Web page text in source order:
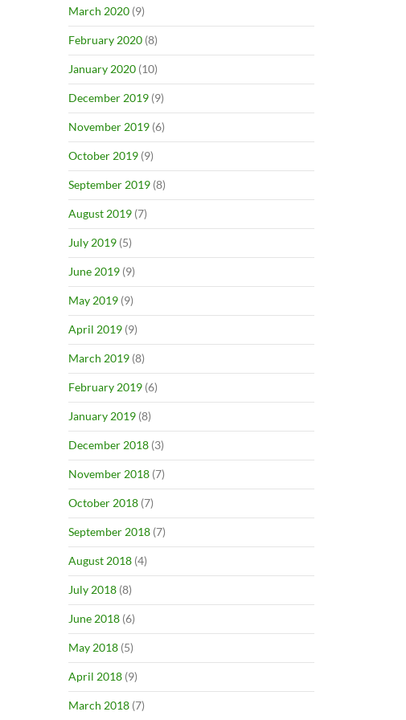
March 2020 (9)
February 2020 (8)
January 2020 (10)
December 2019 (9)
November 2019 (6)
October 2019 (9)
September 2019 (8)
August 2019 (7)
July 2019 (5)
June 2019 (9)
May 2019 (9)
April 2019 (9)
March 2019 (8)
February 2019 (6)
January 2019 (8)
December 2018 (3)
November 2018 (7)
October 2018 (7)
September 2018 (7)
August 2018 (4)
July 2018 (8)
June 2018 (6)
May 2018 (5)
April 2018 (9)
March 2018 (7)